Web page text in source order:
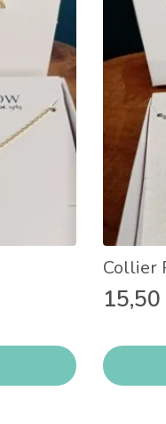
Collier
15,50